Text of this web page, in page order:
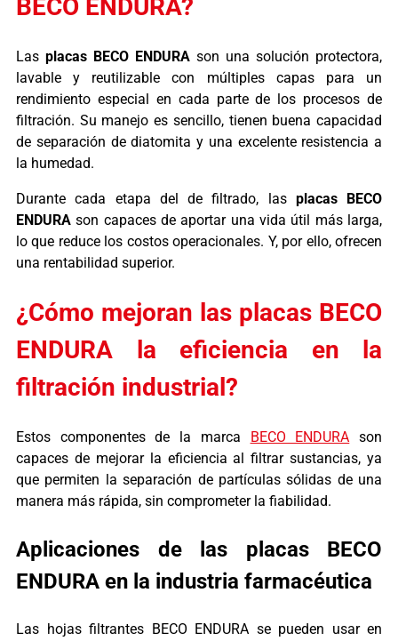
BECO ENDURA?
Las placas BECO ENDURA son una solución protectora,
lavable y reutilizable con múltiples capas para un
rendimiento especial en cada parte de los procesos de
filtración. Su manejo es sencillo, tienen buena capacidad
de separación de diatomita y una excelente resistencia a
la humedad.
Durante cada etapa del de filtrado, las placas BECO
ENDURA son capaces de aportar una vida útil más larga,
lo que reduce los costos operacionales. Y, por ello, ofrecen
una rentabilidad superior.
¿Cómo mejoran las placas BECO
ENDURA la eficiencia en la
filtración industrial?
Estos componentes de la marca BECO ENDURA son
capaces de mejorar la eficiencia al filtrar sustancias, ya
que permiten la separación de partículas sólidas de una
manera más rápida, sin comprometer la fiabilidad.
Aplicaciones de las placas BECO
ENDURA en la industria farmacéutica
Las hojas filtrantes BECO ENDURA se pueden usar en